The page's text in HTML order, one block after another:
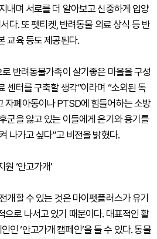
내며 서로를 더 알아보고 신중하게 입양
다. 또 펫티켓, 반려동물 의료 상식 등 반
교육 등도 제공된다.
반려동물가족이 살기좋은 마을을 구성
센터를 구축할 생각”이라며 “소외된 독
자폐아동이나 PTSD에 힘들어하는 소방
군을 앓고 있는 이들에게 온기와 용기를
나가고 싶다”고 비전을 밝혔다.
‘안고가개’
개할 수 있는 것은 마이펫플러스가 유기
으로 나서고 있기 때문이다. 대표적인 활
인 ‘안고가개 캠페인’을 들 수 있다. 동물